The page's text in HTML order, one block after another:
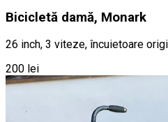
Bicicletă damă, Monark
26 inch, 3 viteze, încuietoare
200 lei